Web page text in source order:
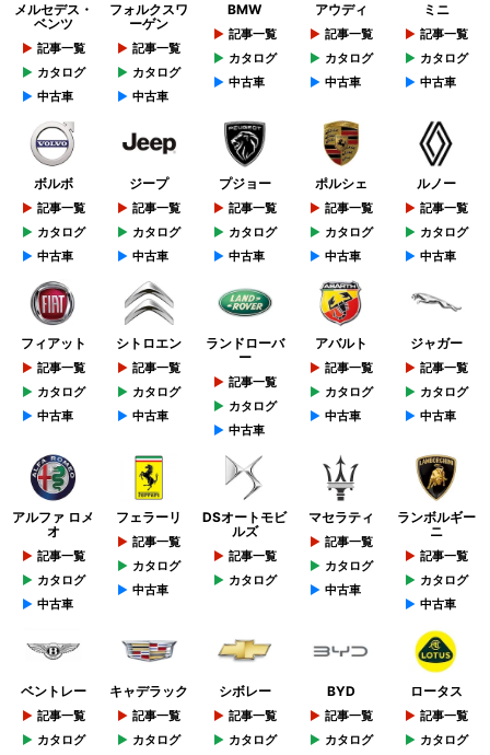
メルセデス・
ベンツ
記事一覧
カタログ
中古車
フォルクスワ
ーゲン
記事一覧
カタログ
中古車
BMW
記事一覧
カタログ
中古車
アウディ
記事一覧
カタログ
中古車
ミニ
記事一覧
カタログ
中古車
ボルボ
記事一覧
カタログ
中古車
ジープ
記事一覧
カタログ
中古車
プジョー
記事一覧
カタログ
中古車
ポルシェ
記事一覧
カタログ
中古車
ルノー
記事一覧
カタログ
中古車
フィアット
記事一覧
カタログ
中古車
シトロエン
記事一覧
カタログ
中古車
ランドローバ
ー
記事一覧
カタログ
中古車
アバルト
記事一覧
カタログ
中古車
ジャガー
記事一覧
カタログ
中古車
アルファ ロメ
オ
記事一覧
カタログ
中古車
フェラーリ
記事一覧
カタログ
中古車
DSオートモビ
ルズ
記事一覧
カタログ
マセラティ
記事一覧
カタログ
中古車
ランボルギー
ニ
記事一覧
カタログ
中古車
ベントレー
記事一覧
カタログ
キャデラック
記事一覧
カタログ
シボレー
記事一覧
カタログ
BYD
記事一覧
カタログ
ロータス
記事一覧
カタログ